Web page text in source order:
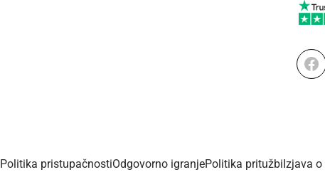
Politika pristupačnostiOdgovorno igranjePolitika pritužbi Izjava